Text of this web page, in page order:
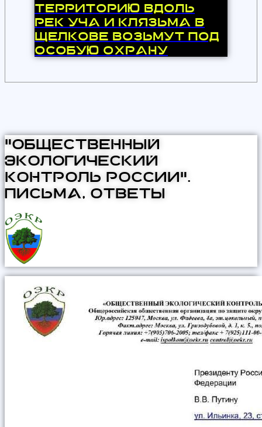
Территорию вдоль
рек Уча и Клязьма в
Щелкове возьмут под
особую охрану
"Общественный
Экологический
Контроль России".
Письма, ответы